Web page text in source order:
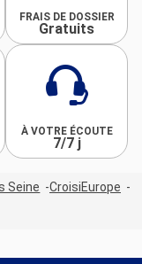
FRAIS DE DOSSIER
Gratuits
À VOTRE ÉCOUTE
7/7 j
Seine
CroisiEurope